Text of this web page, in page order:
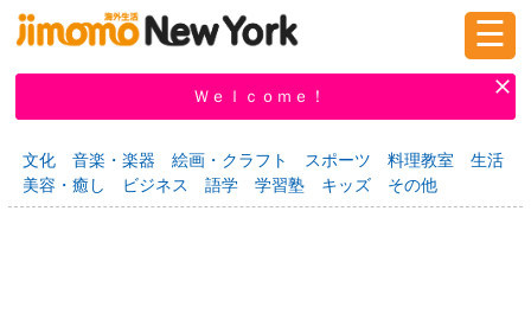
掲示板 タウン情報 教えて！
☰
Ｗｅｌｃｏｍｅ！
文化 音楽・楽器 絵画・クラフト スポーツ 料理教室
生活
美容・癒し
ビジネス 語学 学習塾 キッズ その他